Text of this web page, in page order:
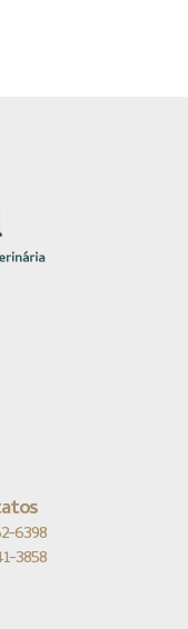
6398
3858